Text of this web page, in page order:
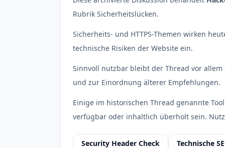
Rubrik Sicherheitslücken.
Sicherheits- und HTTPS-Themen wirken
technische Risiken der Website ein.
Sinnvoll nutzbar bleibt der Thread vor
und zur Einordnung älterer Empfehlungen.
Einige im historischen Thread genannte
verfügbar oder inhaltlich überholt sein.
Security Header Check Technische